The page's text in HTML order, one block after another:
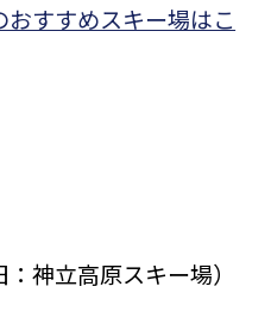
おすすめスキー場はこ
神立高原スキー場）